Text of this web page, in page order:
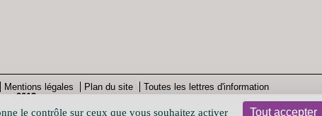
le contrôle sur ceux que vous souhaitez activer Tout accepter
Mentions légales Plan du site
Toutes les lettres d'information
- 2013